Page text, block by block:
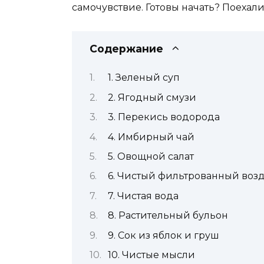
самочувствие. Готовы начать?
Содержание
1. Зеленый суп
2. Ягодный смузи
3. Перекись водорода
4. Имбирный чай
5. Овощной салат
6. Чистый фильтрованный
7. Чистая вода
8. Растительный бульон
9. Сок из яблок и груш
10. Чистые мысли